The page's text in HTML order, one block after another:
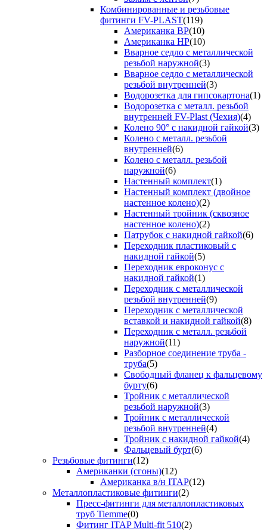
Комбинированные и резьбовые
фитинги FV-PLAST(119)
Американка ВР(10)
Американка НР(10)
Вварное седло с металлической
резьбой наружной(3)
Вварное седло с металлической
резьбой внутренней(3)
Водорозетка для гипсокартона(1)
Водорозетка с металл. резьбой
внутренней FV-Plast (Чехия)(4)
Колено 90° с накидной гайкой(3)
Колено с металл. резьбой
внутренней(6)
Колено с металл. резьбой
наружной(6)
Настенный комплект(1)
Настенный комплект (двойное
настенное колено)(2)
Настенный тройник (сквозное
настенное колено)(2)
Патрубок с накидной гайкой(6)
Переходник пластиковый с
накидной гайкой(5)
Переходник евроконус с
накидной гайкой(1)
Переходник с металлической
резьбой внутренней(9)
Переходник с металлической
вставкой и накидной гайкой(8)
Переходник с металл. резьбой
наружной(11)
Разборное соединение труба -
труба(5)
Свободный фланец к фальцевому
бурту(6)
Тройник с металлической
резьбой наружной(3)
Тройник с металлической
резьбой внутренней(4)
Тройник с накидной гайкой(4)
Фальцевый бурт(6)
Резьбовые фитинги(12)
Американки (сгоны)(12)
Американка в/н ITAP(12)
Металлопластиковые фитинги(2)
Пресс-фитинги для металлопластиковых
труб Tiemme(0)
Фитинг ITAP Multi-fit 510(2)